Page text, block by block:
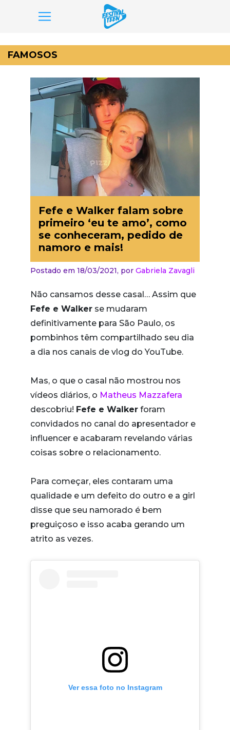
para
o
conteúdo
FAMOSOS
Fefe e Walker falam sobre
primeiro ‘eu te amo’, como
se conheceram, pedido de
namoro e mais!
Postado em 18/03/2021, por Gabriela Zavagli
Não cansamos desse casal… Assim que
Fefe e Walker se mudaram
definitivamente para São Paulo, os
pombinhos têm compartilhado seu dia
a dia nos canais de vlog do YouTube.
Mas, o que o casal não mostrou nos
vídeos diários, o Matheus Mazzafera
descobriu! Fefe e Walker foram
convidados no canal do apresentador e
influencer e acabaram revelando várias
coisas sobre o relacionamento.
Para começar, eles contaram uma
qualidade e um defeito do outro e a girl
disse que seu namorado é bem
preguiçoso e isso acaba gerando um
atrito as vezes.
Ver essa foto no Instagram